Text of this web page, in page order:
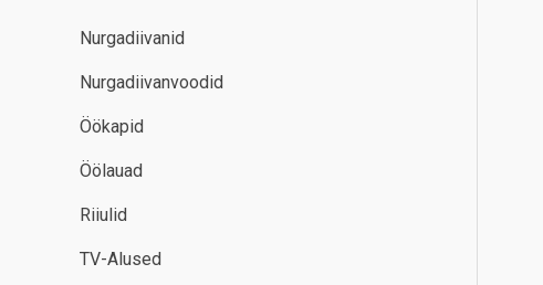
Nurgadiivanid
Nurgadiivanvoodid
Öökapid
Öölauad
Riiulid
TV-Alused